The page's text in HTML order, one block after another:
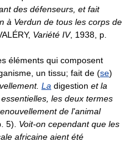
des défenseurs, et fait
à Verdun de tous les corps de
Variété IV, 1938, p.
éléments qui composent
un tissu; fait de (se)
La digestion et la
les deux termes
de l'animal
5). Voit-on cependant que les
africaine aient été